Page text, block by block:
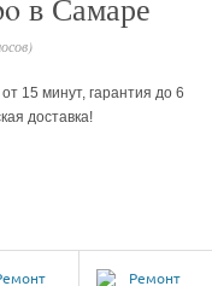
в Самаре
15 минут, гарантия до 6
доставка!